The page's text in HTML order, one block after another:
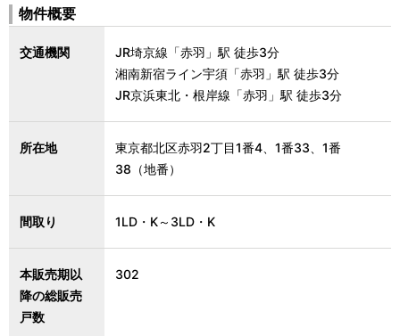
物件概要
交通機関
JR埼京線「赤羽」駅 徒歩3分
湘南新宿ライン宇須「赤羽」駅 徒歩3分
JR京浜東北・根岸線「赤羽」駅 徒歩3分
所在地
東京都北区赤羽2丁目1番4、1番33、1番
38（地番）
間取り 1LD・K～3LD・K
本販売期以
降の総販売
戸数
302